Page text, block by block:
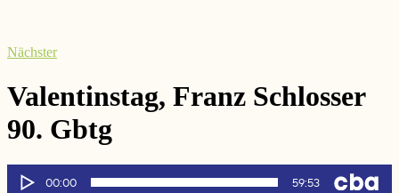
Nächster
Valentinstag, Franz Schlosser
90. Gbtg